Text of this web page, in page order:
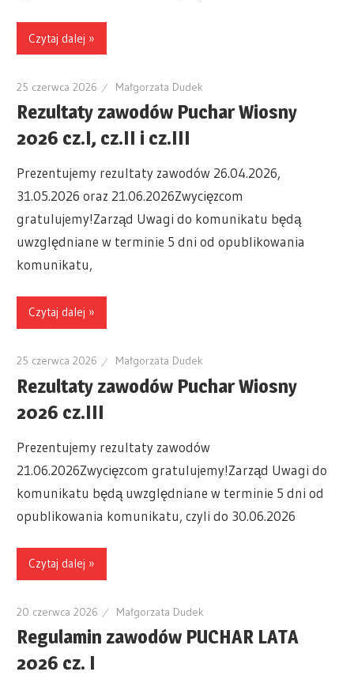
Czytaj dalej »
25 czerwca 2026 Małgorzata Dudek
Rezultaty zawodów Puchar Wiosny
2026 cz.I, cz.II i cz.III
Prezentujemy rezultaty zawodów 26.04.2026,
31.05.2026 oraz 21.06.2026Zwycięzcom
gratulujemy!Zarząd Uwagi do komunikatu będą
uwzględniane w terminie 5 dni od opublikowania
komunikatu,
Czytaj dalej »
25 czerwca 2026 Małgorzata Dudek
Rezultaty zawodów Puchar Wiosny
2026 cz.III
Prezentujemy rezultaty zawodów
21.06.2026Zwycięzcom gratulujemy!Zarząd Uwagi do
komunikatu będą uwzględniane w terminie 5 dni od
opublikowania komunikatu, czyli do 30.06.2026
Czytaj dalej »
20 czerwca 2026 Małgorzata Dudek
Regulamin zawodów PUCHAR LATA
2026 cz. I